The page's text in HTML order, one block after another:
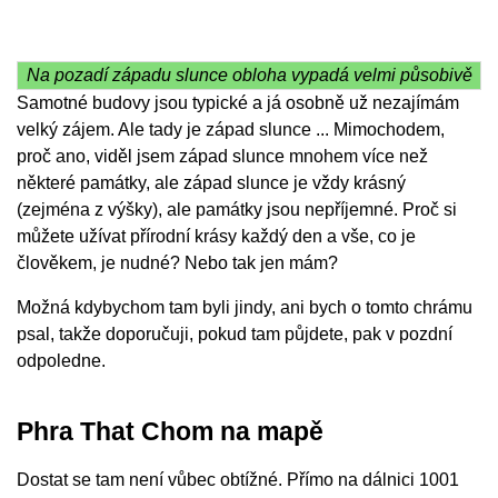
Na pozadí západu slunce obloha vypadá velmi působivě
Samotné budovy jsou typické a já osobně už nezajímám
velký zájem. Ale tady je západ slunce ... Mimochodem,
proč ano, viděl jsem západ slunce mnohem více než
některé památky, ale západ slunce je vždy krásný
(zejména z výšky), ale památky jsou nepříjemné. Proč si
můžete užívat přírodní krásy každý den a vše, co je
člověkem, je nudné? Nebo tak jen mám?
Možná kdybychom tam byli jindy, ani bych o tomto chrámu
psal, takže doporučuji, pokud tam půjdete, pak v pozdní
odpoledne.
Phra That Chom na mapě
Dostat se tam není vůbec obtížné. Přímo na dálnici 1001